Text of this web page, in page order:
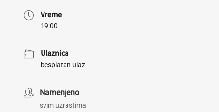
Vreme
19:00
Ulaznica
besplatan ulaz
Namenjeno
svim uzrastima